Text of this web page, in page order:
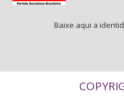
Baixe aqui a